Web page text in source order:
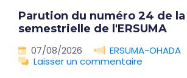
Parution du numéro 24 de la
semestrielle de l'ERSUMA
07/08/2026
ERSUMA-OHADA
Laisser un commentaire